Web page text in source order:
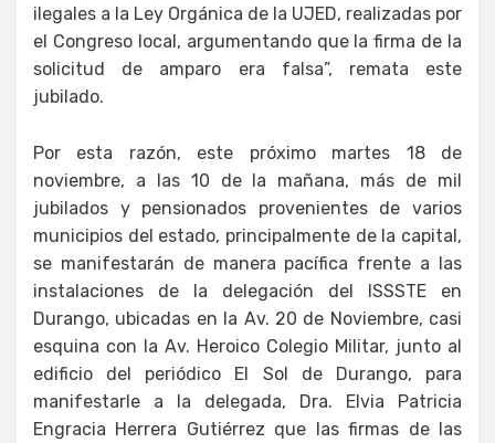
ilegales a la Ley Orgánica de la UJED, realizadas por
el Congreso local, argumentando que la firma de la
solicitud de amparo era falsa”, remata este
jubilado.
Por esta razón, este próximo martes 18 de
noviembre, a las 10 de la mañana, más de mil
jubilados y pensionados provenientes de varios
municipios del estado, principalmente de la capital,
se manifestarán de manera pacífica frente a las
instalaciones de la delegación del ISSSTE en
Durango, ubicadas en la Av. 20 de Noviembre, casi
esquina con la Av. Heroico Colegio Militar, junto al
edificio del periódico El Sol de Durango, para
manifestarle a la delegada, Dra. Elvia Patricia
Engracia Herrera Gutiérrez que las firmas de las